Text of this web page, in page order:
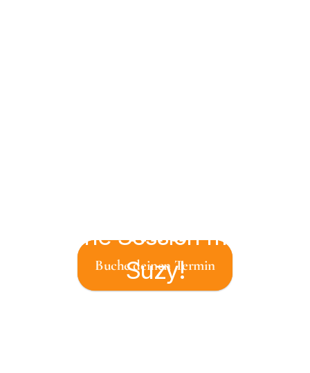
Buche deinen Termin
wird
eine Session mit
Suzy!